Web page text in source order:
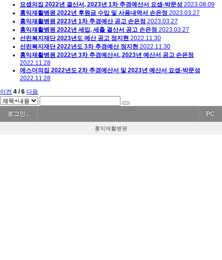
요셉의집 2022년 결산서, 2023년 1차 추경예산서 요셉-박문성 2023.08.09
홍익재활병원 2022년 후원금 수입 및 사용내역서 손은정 2023.03.27
홍익재활병원 2023년 1차 추경예산 공고 손은정 2023.03.27
홍익재활병원 2022년 세입, 세출 결산서 공고 손은정 2023.03.27
선린복지재단 2023년도 예산 공고 정지현 2022.11.30
선린복지재단 2022년도 3차 추경예산 정지현 2022.11.30
홍익재활병원 2022년 3차 추경예산서, 2023년 예산서 공고 손은정
2022.11.28
에스더의집 2022년도 2차 추경예산서 및 2023년 예산서 요셉-박문성
2022.11.28
이전 4 / 6 다음
로그인... PC
홍익재활병원